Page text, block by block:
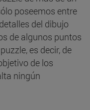
poseemos entre
del dibujo
de algunos puntos
es decir, de
de los
ningún